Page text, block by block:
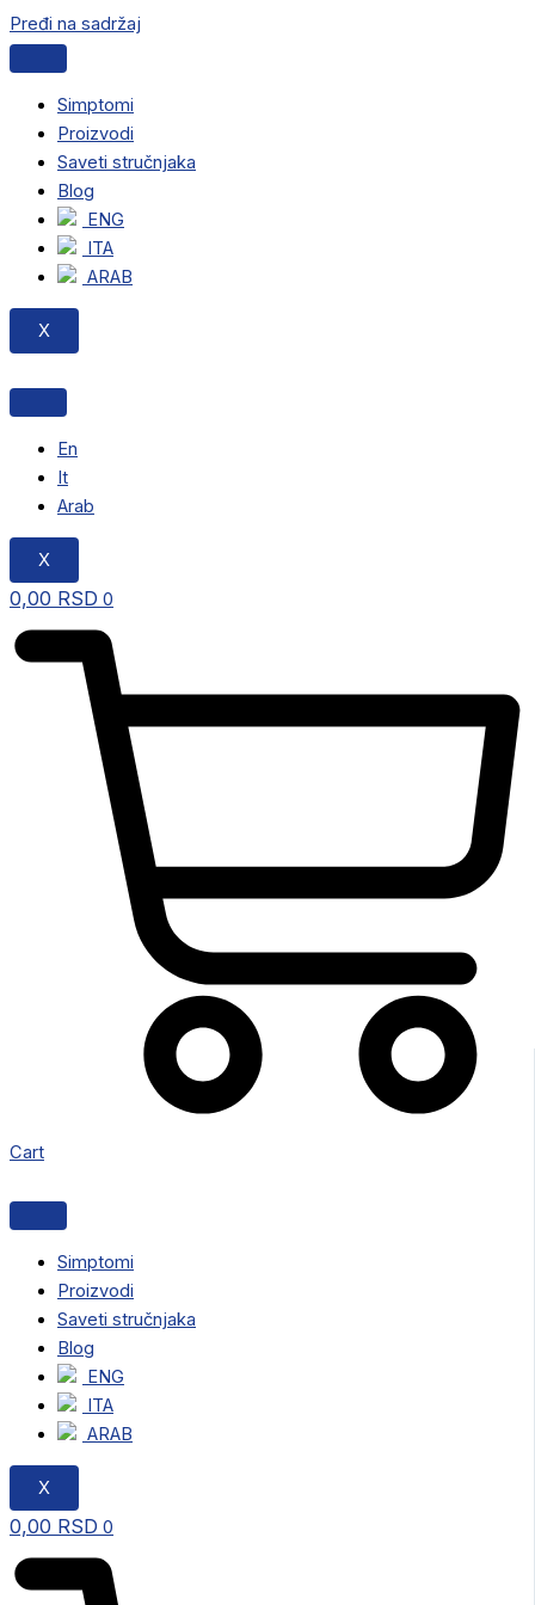
Pređi na sadržaj
Simptomi
Proizvodi
Saveti stručnjaka
Blog
ENG
ITA
ARAB
X
En
It
Arab
X
0,00 RSD 0
Cart
Simptomi
Proizvodi
Saveti stručnjaka
Blog
ENG
ITA
ARAB
X
0,00 RSD 0